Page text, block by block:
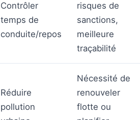
Contrôler
temps de
conduite/repos
risques de
sanctions,
meilleure
traçabilité
Réduire
pollution
Nécessité de
renouveler
flotte ou